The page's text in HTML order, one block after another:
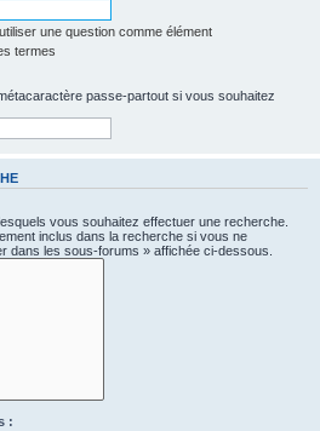
une question comme élément
termes
passe-partout si vous souhaitez
vous souhaitez effectuer une recherche.
inclus dans la recherche si vous ne
dans les sous-forums » affichée ci-dessous.
: